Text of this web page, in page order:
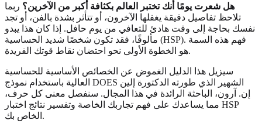
هل شعرت يومًا أنك تختبر العالم بكثافة أكبر من الآخرين؟ ربما
تلاحظ تفاصيل دقيقة يغفلها الآخرون، أو تتأثر بشدة بالفن، أو تجد
نفسك بحاجة إلى وقت هادئ للتعافي من يوم حافل. إذا كان هذا يبدو
مألوفًا، فقد تكون شخصًا شديد الحساسية (HSP). فهم هذه السمة
هو الخطوة الأولى نحو احتضان نقاط قوتك الفريدة.
سيزيل هذا الدليل الغموض عن الخصائص الأساسية للحساسية
العالية باستخدام نموذج DOES الشهير الذي طورته الدكتورة إلين
إن. آرون، الباحثة الرائدة في هذا المجال. سنفصل معنى كل حرف،
مما يساعدك على فهم تجاربك الخاصة وتفسير نتائج اختبار HSP
الخاص بك.